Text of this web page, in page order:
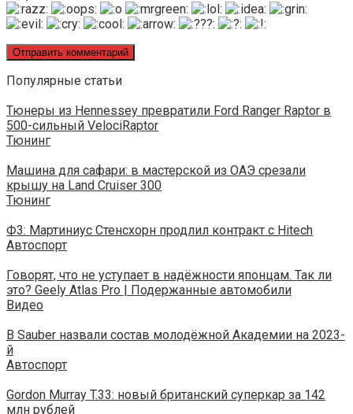
Популярные статьи
Тюнеры из Hennessey превратили Ford Ranger Raptor в
500-сильный VelociRaptor
Тюнинг
Машина для сафари: в мастерской из ОАЭ срезали
крышу на Land Cruiser 300
Тюнинг
Ф3: Мартиниус Стенсхорн продлил контракт с Hitech
Автоспорт
Говорят, что не уступает в надёжности японцам. Так ли
это? Geely Atlas Pro | Подержанные автомобили
Видео
В Sauber назвали состав молодёжной Академии на 2023-
й
Автоспорт
Gordon Murray T.33: новый британский суперкар за 142
млн рублей